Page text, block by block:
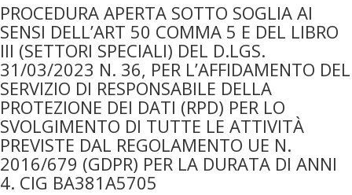
PROCEDURA APERTA SOTTO SOGLIA AI
SENSI DELL’ART 50 COMMA 5 E DEL LIBRO
III (SETTORI SPECIALI) DEL D.LGS.
31/03/2023 N. 36, PER L’AFFIDAMENTO DEL
SERVIZIO DI RESPONSABILE DELLA
PROTEZIONE DEI DATI (RPD) PER LO
SVOLGIMENTO DI TUTTE LE ATTIVITÀ
PREVISTE DAL REGOLAMENTO UE N.
2016/679 (GDPR) PER LA DURATA DI ANNI
4. CIG BA381A5705